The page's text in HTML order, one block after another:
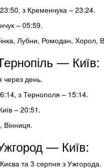
з Кременчука – 23:24.
– 05:59.
Лубни, Ромодан, Хорол,
— Київ:
через день.
з Тернополя – 15:14.
– 20:51.
Вінниця.
— Київ:
та 3 серпня з Ужгорода.